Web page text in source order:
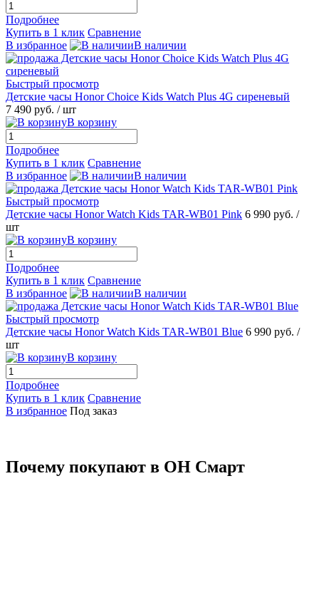
Подробнее
Купить в 1 клик Сравнение
В избранное
В наличии
Быстрый просмотр
Детские часы Honor Choice Kids Watch Plus 4G сиреневый
7 490 руб. / шт
В корзину
Подробнее
Купить в 1 клик Сравнение
В избранное
В наличии
Быстрый просмотр
Детские часы Honor Watch Kids TAR-WB01 Pink 6 990 руб. /
шт
В корзину
Подробнее
Купить в 1 клик Сравнение
В избранное
В наличии
Быстрый просмотр
Детские часы Honor Watch Kids TAR-WB01 Blue 6 990 руб. /
шт
В корзину
Подробнее
Купить в 1 клик Сравнение
В избранное Под заказ
Почему покупают в ОН Смарт